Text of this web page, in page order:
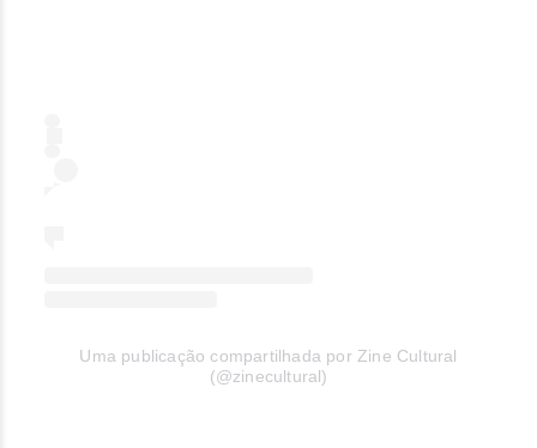
Uma publicação compartilhada por Zine Cultural
(@zinecultural)